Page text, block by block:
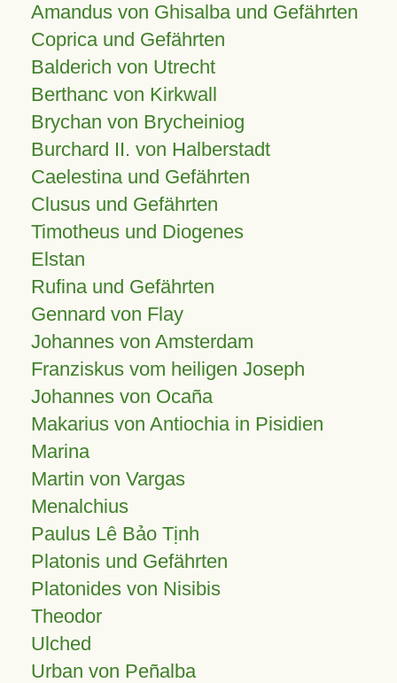
Amandus von Ghisalba und Gefährten
Coprica und Gefährten
Balderich von Utrecht
Berthanc von Kirkwall
Brychan von Brycheiniog
Burchard II. von Halberstadt
Caelestina und Gefährten
Clusus und Gefährten
Timotheus und Diogenes
Elstan
Rufina und Gefährten
Gennard von Flay
Johannes von Amsterdam
Franziskus vom heiligen Joseph
Johannes von Ocaña
Makarius von Antiochia in Pisidien
Marina
Martin von Vargas
Menalchius
Paulus Lê Bảo Tịnh
Platonis und Gefährten
Platonides von Nisibis
Theodor
Ulched
Urban von Peñalba